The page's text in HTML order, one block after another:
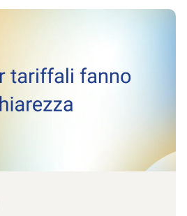
partner tariffali fanno chiarezza